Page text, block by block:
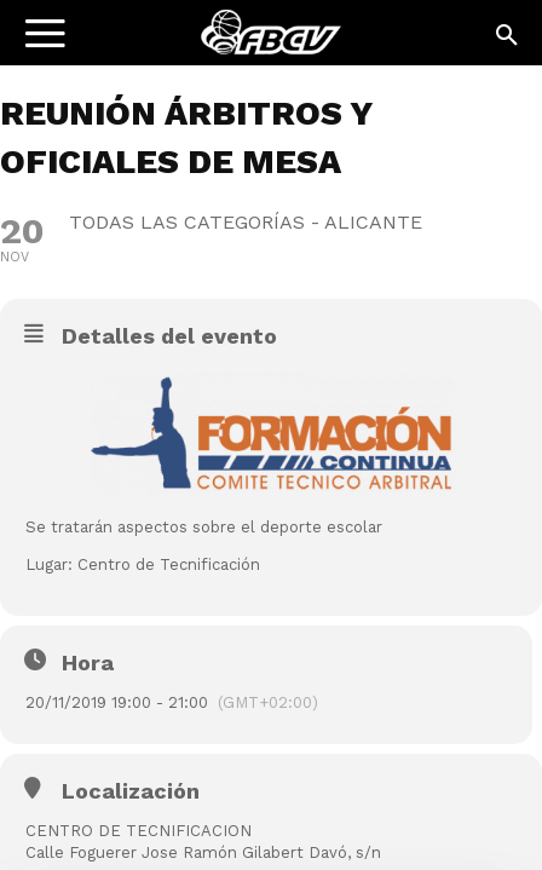
REUNIÓN ÁRBITROS Y
OFICIALES DE MESA
20
NOV
TODAS LAS CATEGORÍAS - ALICANTE
Detalles del evento
Se tratarán aspectos sobre el deporte escolar
Lugar: Centro de Tecnificación
Hora
20/11/2019 19:00 - 21:00 (GMT+02:00)
Localización
CENTRO DE TECNIFICACION
Calle Foguerer Jose Ramón Gilabert Davó, s/n